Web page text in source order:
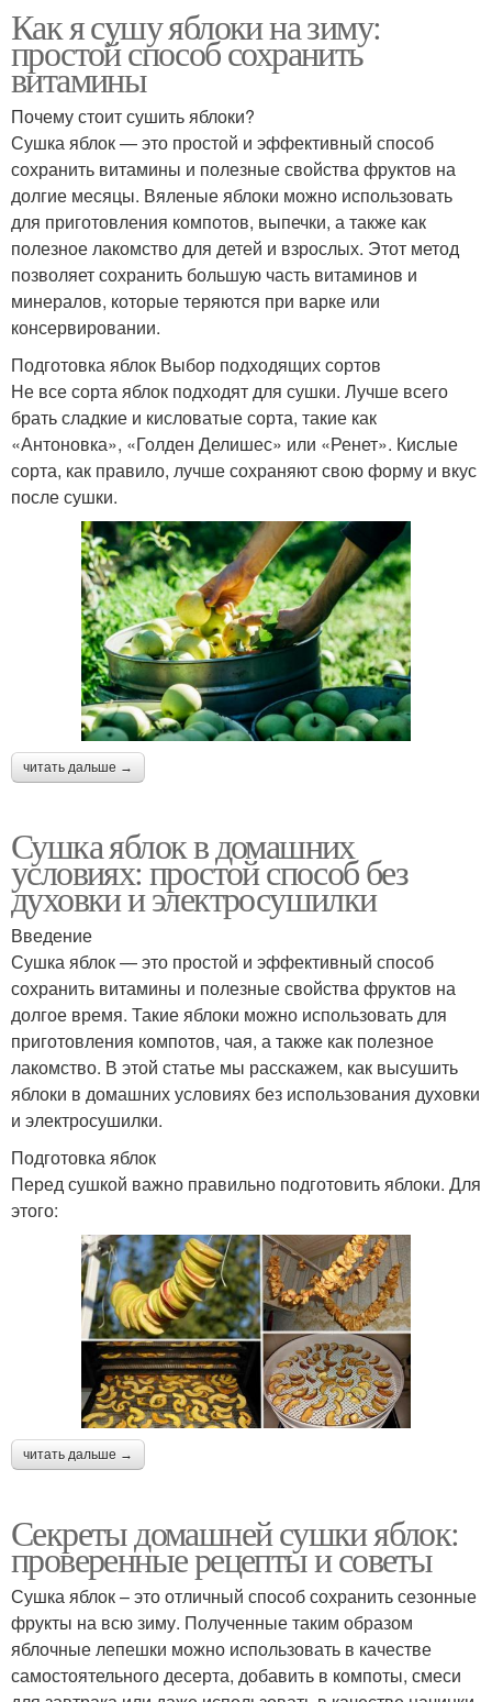
Как я сушу яблоки на зиму:
простой способ сохранить
витамины
Почему стоит сушить яблоки?
Сушка яблок — это простой и эффективный способ
сохранить витамины и полезные свойства фруктов на
долгие месяцы. Вяленые яблоки можно использовать
для приготовления компотов, выпечки, а также как
полезное лакомство для детей и взрослых. Этот метод
позволяет сохранить большую часть витаминов и
минералов, которые теряются при варке или
консервировании.
Подготовка яблок Выбор подходящих сортов
Не все сорта яблок подходят для сушки. Лучше всего
брать сладкие и кисловатые сорта, такие как
«Антоновка», «Голден Делишес» или «Ренет». Кислые
сорта, как правило, лучше сохраняют свою форму и вкус
после сушки.
читать дальше →
Сушка яблок в домашних
условиях: простой способ без
духовки и электросушилки
Введение
Сушка яблок — это простой и эффективный способ
сохранить витамины и полезные свойства фруктов на
долгое время. Такие яблоки можно использовать для
приготовления компотов, чая, а также как полезное
лакомство. В этой статье мы расскажем, как высушить
яблоки в домашних условиях без использования духовки
и электросушилки.
Подготовка яблок
Перед сушкой важно правильно подготовить яблоки. Для
этого:
читать дальше →
Секреты домашней сушки яблок:
проверенные рецепты и советы
Сушка яблок – это отличный способ сохранить сезонные
фрукты на всю зиму. Полученные таким образом
яблочные лепешки можно использовать в качестве
самостоятельного десерта, добавить в компоты, смеси